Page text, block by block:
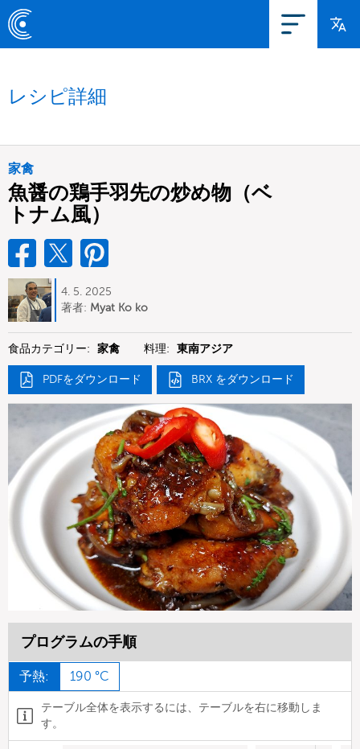
レシピ詳細
家禽
魚醤の鶏手羽先の炒め物（ベ
トナム風）
4. 5. 2025
著者: Myat Ko ko
食品カテゴリー: 家禽 料理: 東南アジア
PDFをダウンロード BRX をダウンロード
プログラムの手順
予熱: 190 °C
テーブル全体を表示するには、テーブルを右に移動しま
す。